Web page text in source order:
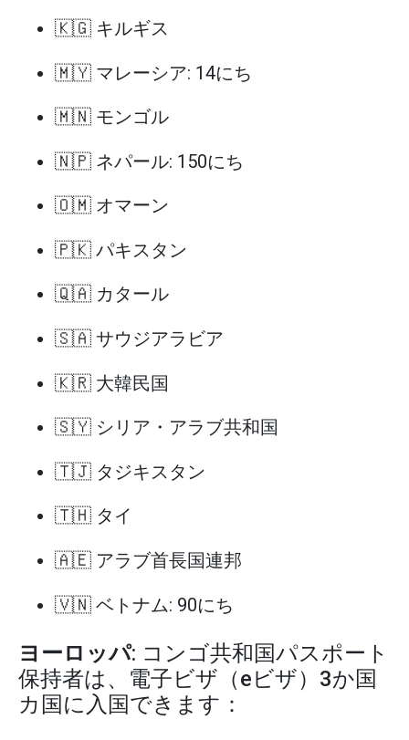
🇰🇬 キルギス
🇲🇾 マレーシア: 14にち
🇲🇳 モンゴル
🇳🇵 ネパール: 150にち
🇴🇲 オマーン
🇵🇰 パキスタン
🇶🇦 カタール
🇸🇦 サウジアラビア
🇰🇷 大韓民国
🇸🇾 シリア・アラブ共和国
🇹🇯 タジキスタン
🇹🇭 タイ
🇦🇪 アラブ首長国連邦
🇻🇳 ベトナム: 90にち
ヨーロッパ: コンゴ共和国パスポート
保持者は、電子ビザ（eビザ）3か国
カ国に入国できます：